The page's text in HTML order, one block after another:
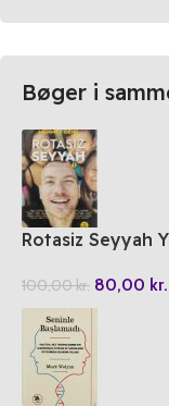
Bøger i
Rotasiz Seyyah
100,00kr. 80,00 kr.